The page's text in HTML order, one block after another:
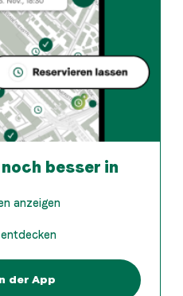
besser in
anzeigen
der App